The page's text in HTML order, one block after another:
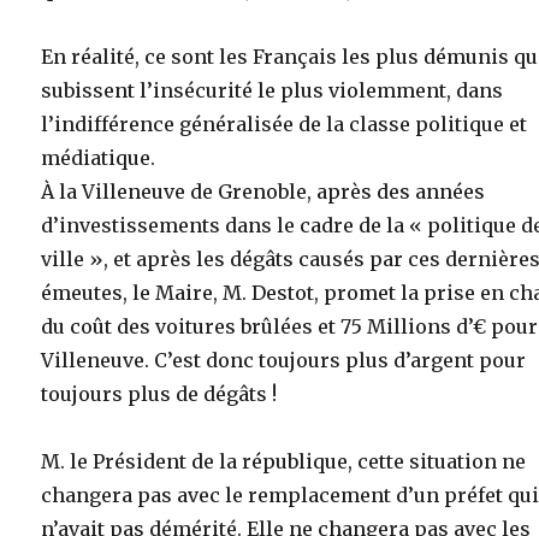
En réalité, ce sont les Français les plus démunis
subissent l’insécurité le plus violemment, dans
l’indifférence généralisée de la classe politique et
médiatique.
À la Villeneuve de Grenoble, après des années
d’investissements dans le cadre de la « politique
ville », et après les dégâts causés par ces
émeutes, le Maire, M. Destot, promet la prise en
du coût des voitures brûlées et 75 Millions d’€
Villeneuve. C’est donc toujours plus d’argent pour
toujours plus de dégâts !
M. le Président de la république, cette situation ne
changera pas avec le remplacement d’un préfet qui
n’avait pas démérité. Elle ne changera pas avec les